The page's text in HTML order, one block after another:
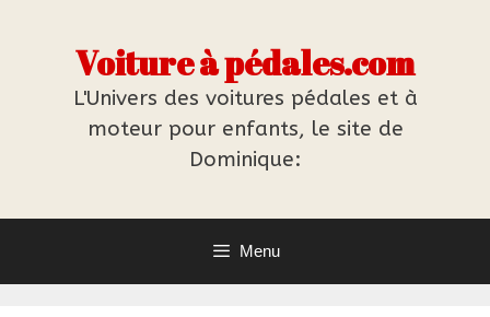
Voiture à pédales.com
L'Univers des voitures pédales et à
moteur pour enfants, le site de
Dominique:
Menu